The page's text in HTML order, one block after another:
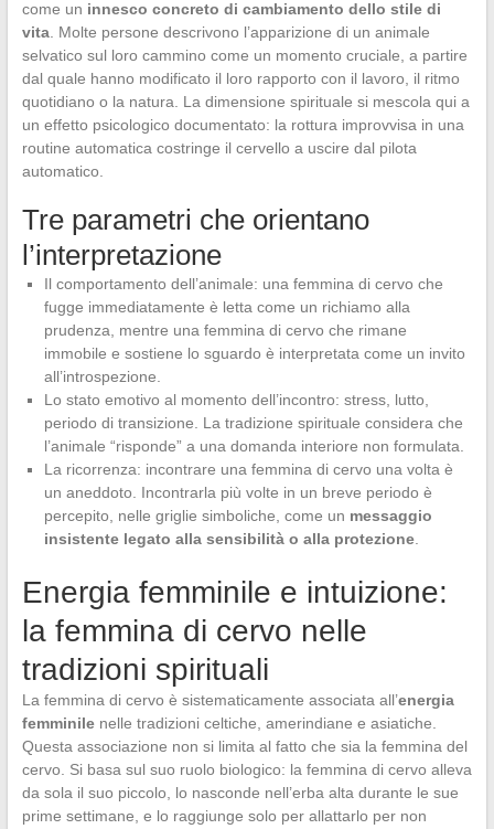
come un innesco concreto di cambiamento dello stile di
vita. Molte persone descrivono l’apparizione di un animale
selvatico sul loro cammino come un momento cruciale, a partire
dal quale hanno modificato il loro rapporto con il lavoro, il ritmo
quotidiano o la natura. La dimensione spirituale si mescola qui a
un effetto psicologico documentato: la rottura improvvisa in una
routine automatica costringe il cervello a uscire dal pilota
automatico.
Tre parametri che orientano
l’interpretazione
Il comportamento dell’animale: una femmina di cervo che
fugge immediatamente è letta come un richiamo alla
prudenza, mentre una femmina di cervo che rimane
immobile e sostiene lo sguardo è interpretata come un invito
all’introspezione.
Lo stato emotivo al momento dell’incontro: stress, lutto,
periodo di transizione. La tradizione spirituale considera che
l’animale “risponde” a una domanda interiore non formulata.
La ricorrenza: incontrare una femmina di cervo una volta è
un aneddoto. Incontrarla più volte in un breve periodo è
percepito, nelle griglie simboliche, come un messaggio
insistente legato alla sensibilità o alla protezione.
Energia femminile e intuizione:
la femmina di cervo nelle
tradizioni spirituali
La femmina di cervo è sistematicamente associata all’energia
femminilenelle tradizioni celtiche, amerindiane e asiatiche.
Questa associazione non si limita al fatto che sia la femmina del
cervo. Si basa sul suo ruolo biologico: la femmina di cervo alleva
da sola il suo piccolo, lo nasconde nell’erba alta durante le sue
prime settimane, e lo raggiunge solo per allattarlo per non